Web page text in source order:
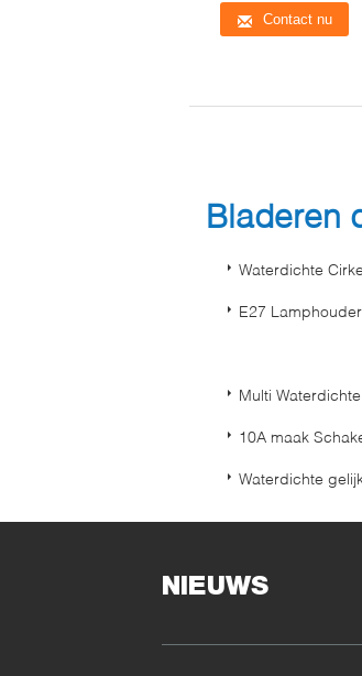
Contact nu
Bladeren
Waterdichte
E27 Lamphouder
Multi
10A maak
Waterdichte
NIEUWS